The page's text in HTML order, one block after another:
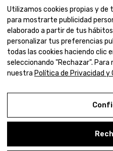
Nosotros
© 2000-2024
Utilizamos cookies propias y
para mostrarte publicidad
elaborado a partir de tus
personalizar tus preferencias
todas las cookies haciendo clic
seleccionando "Rechazar".
nuestra Política de Privacidad y
Política de